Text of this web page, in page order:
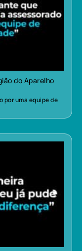
do Aparelho
por uma equipe de